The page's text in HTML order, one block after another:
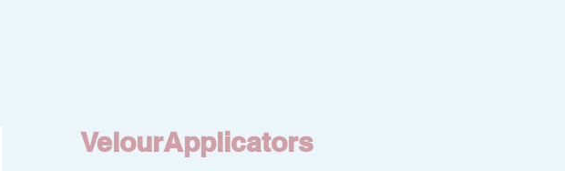
VelourApplicators